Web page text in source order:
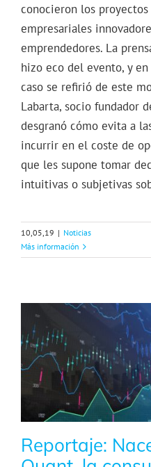
conocieron los proyectos
empresariales
emprendedores. La
hizo eco del evento, y
caso se refirió de este
Labarta, socio fundador
desgranó cómo evita a
incurrir en el coste de
que les supone tomar
intuitivas o subjetivas
10,05,19 | Noticias
Más información
Reportaje: